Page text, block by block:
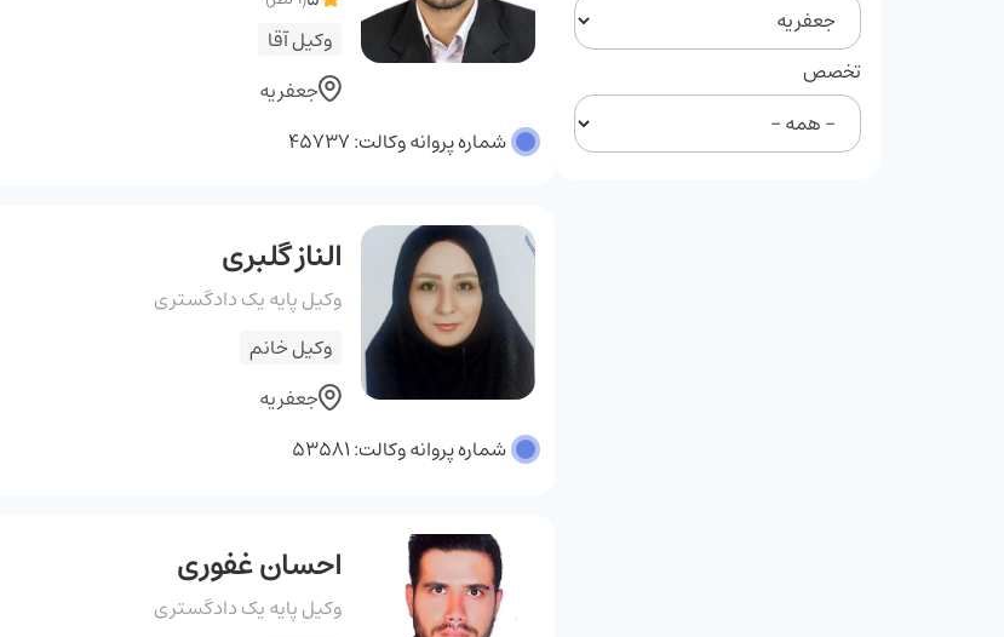
تخصص
وکیل آقا
جعفریه
شماره پروانه وکالت: 45737
الناز گلبری
وکیل پایه یک دادگستری
وکیل خانم
جعفریه
شماره پروانه وکالت: 53581
احسان غفوری
وکیل پایه یک دادگستری